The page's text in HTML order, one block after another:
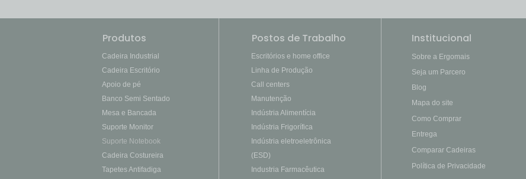
Produtos
Cadeira Industrial
Cadeira Escritório
Apoio de pé
Banco Semi Sentado
Mesa e Bancada
Suporte Monitor
Suporte Notebook
Cadeira Costureira
Tapetes Antifadiga
Postos de Trabalho
Escritórios e home office
Linha de Produção
Call centers
Manutenção
Indústria Alimentícia
Indústria Frigorífica
Indústria eletroeletrônica
(ESD)
Industria Farmacêutica
Institucional
Sobre a Ergomais
Seja um Parcero
Blog
Mapa do site
Como Comprar
Entrega
Comparar Cadeiras
Política de Privacidade